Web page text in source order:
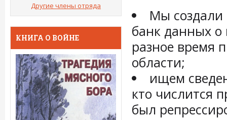
Мы
банк данных о
разное время
области;
ищем
кто числится
был
Другие члены отряда
КНИГА О ВОЙНЕ